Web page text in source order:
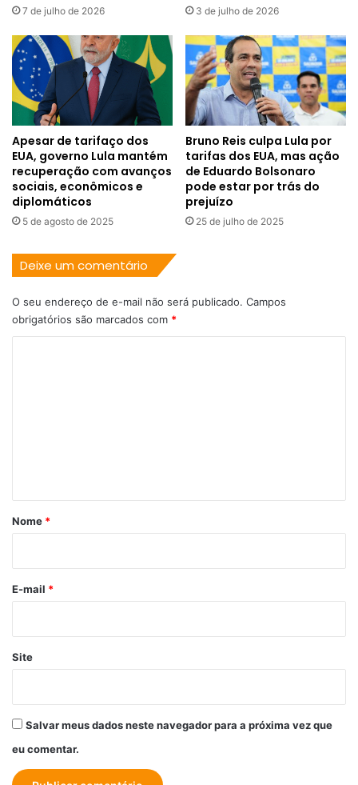
7 de julho de 2026 3 de julho de 2026
Apesar de tarifaço dos
EUA, governo Lula mantém
recuperação com avanços
sociais, econômicos e
diplomáticos
5 de agosto de 2025
Bruno Reis culpa Lula por
tarifas dos EUA, mas ação
de Eduardo Bolsonaro
pode estar por trás do
prejuízo
25 de julho de 2025
Deixe um comentário
O seu endereço de e-mail não será publicado. Campos
obrigatórios são marcados com *
r
*
Nome *
E-mail *
Site
Salvar meus dados neste navegador para a próxima vez que
eu comentar.